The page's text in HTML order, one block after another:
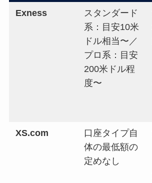
Exness
スタンダード
系：目安10米
ドル相当〜／
プロ系：目安
200米ドル程
度〜
XS.com
口座タイプ自
体の最低額の
定めなし